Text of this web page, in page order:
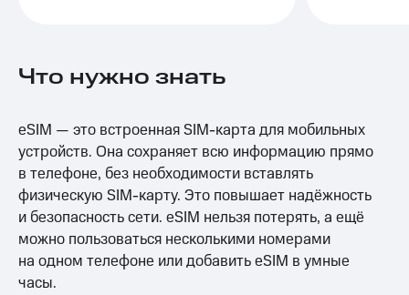
Заменить
карту
Перейти
на
eSIM
Выберите
и подключите
Услуги
кабинет
интернета
и
ТВ
Личный
кабинет
ТВ
Скачать
Что нужно знать
eSIM — это встроенная SIM-карта для мобильных
устройств. Она сохраняет всю информацию прямо
в телефоне, без необходимости вставлять
физическую SIM-карту. Это повышает надёжность
и безопасность сети. eSIM нельзя потерять, а ещё
можно пользоваться несколькими номерами
на одном телефоне или добавить eSIM в умные
часы.